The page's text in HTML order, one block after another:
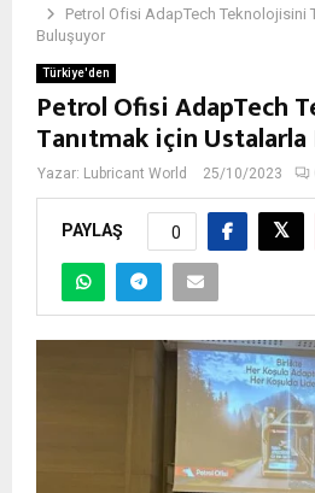
Petrol Ofisi AdapTech Teknolojisini
Buluşuyor
Türkiye'den
Petrol Ofisi AdapTech
Tanıtmak için
Yazar: Lubricant World 25/10/2023
PAYLAŞ 0